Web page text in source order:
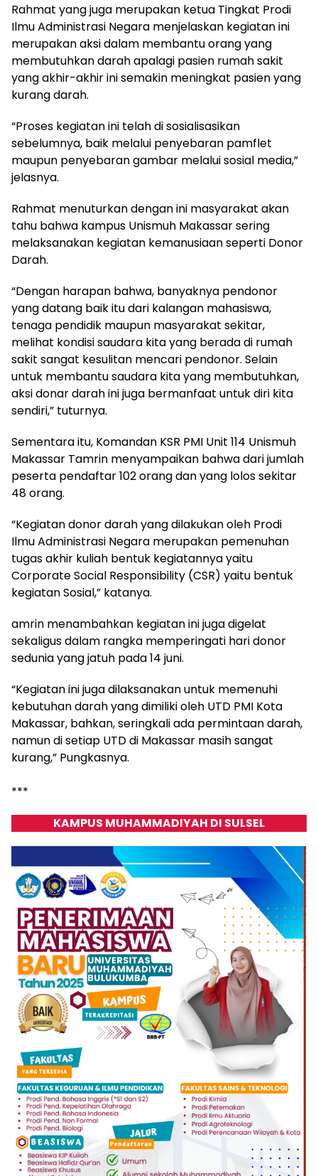
Rahmat yang juga merupakan ketua Tingkat Prodi
Ilmu Administrasi Negara menjelaskan kegiatan ini
merupakan aksi dalam membantu orang yang
membutuhkan darah apalagi pasien rumah sakit
yang akhir-akhir ini semakin meningkat pasien yang
kurang darah.
“Proses kegiatan ini telah di sosialisasikan
sebelumnya, baik melalui penyebaran pamflet
maupun penyebaran gambar melalui sosial media,”
jelasnya.
Rahmat menuturkan dengan ini masyarakat akan
tahu bahwa kampus Unismuh Makassar sering
melaksanakan kegiatan kemanusiaan seperti Donor
Darah.
“Dengan harapan bahwa, banyaknya pendonor
yang datang baik itu dari kalangan mahasiswa,
tenaga pendidik maupun masyarakat sekitar,
melihat kondisi saudara kita yang berada di rumah
sakit sangat kesulitan mencari pendonor. Selain
untuk membantu saudara kita yang membutuhkan,
aksi donar darah ini juga bermanfaat untuk diri kita
sendiri,” tuturnya.
Sementara itu, Komandan KSR PMI Unit 114 Unismuh
Makassar Tamrin menyampaikan bahwa dari jumlah
peserta pendaftar 102 orang dan yang lolos sekitar
48 orang.
“Kegiatan donor darah yang dilakukan oleh Prodi
Ilmu Administrasi Negara merupakan pemenuhan
tugas akhir kuliah bentuk kegiatannya yaitu
Corporate Social Responsibility (CSR) yaitu bentuk
kegiatan Sosial,” katanya.
amrin menambahkan kegiatan ini juga digelat
sekaligus dalam rangka memperingati hari donor
sedunia yang jatuh pada 14 juni.
“Kegiatan ini juga dilaksanakan untuk memenuhi
kebutuhan darah yang dimiliki oleh UTD PMI Kota
Makassar, bahkan, seringkali ada permintaan darah,
namun di setiap UTD di Makassar masih sangat
kurang,” Pungkasnya.
***
KAMPUS MUHAMMADIYAH DI SULSEL